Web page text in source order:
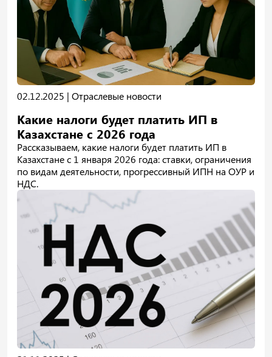
02.12.2025 | Отраслевые новости
Какие налоги будет платить ИП в
Казахстане с 2026 года
Рассказываем, какие налоги будет платить ИП в
Казахстане с 1 января 2026 года: ставки, ограничения
по видам деятельности, прогрессивный ИПН на ОУР и
НДС.